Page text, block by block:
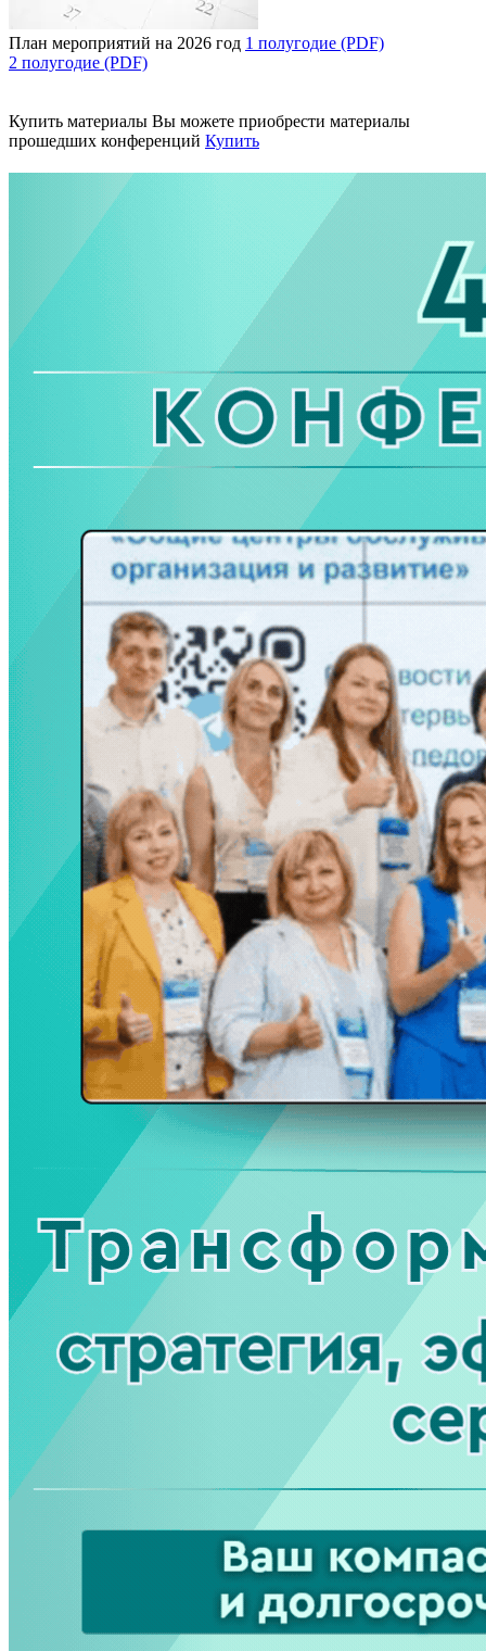
План мероприятий на 2026 год 1 полугодие (PDF)
2 полугодие (PDF)
Купить материалы Вы можете приобрести материалы
прошедших конференций Купить